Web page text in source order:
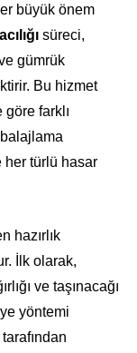
büyük önem
süreci,
gümrük
Bu hizmet
göre farklı
her türlü hasar
hazırlık
İlk olarak,
ve taşınacağı
yöntemi